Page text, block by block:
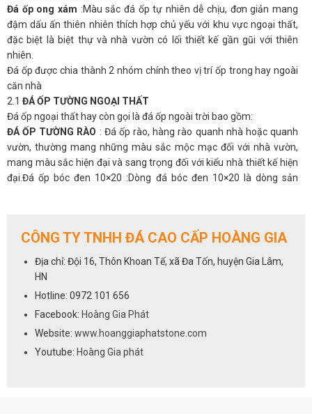
Đá ốp ong xám :Màu sắc đá ốp tự nhiên dễ chịu, đơn giản mang
đậm dấu ấn thiên nhiên thích hợp chủ yếu với khu vực ngoại thất,
đặc biệt là biệt thự và nhà vườn có lối thiết kế gần gũi với thiên
nhiên.
Đá ốp được chia thành 2 nhóm chính theo vị trí ốp trong hay ngoài
căn nhà
2.1 ĐÁ ỐP TƯỜNG NGOẠI THẤT
Đá ốp ngoại thất hay còn gọi là đá ốp ngoài trời bao gồm:
ĐÁ ỐP TƯỜNG RÀO : Đá ốp rào, hàng rào quanh nhà hoặc quanh
vườn, thường mang những màu sắc mộc mạc đối với nhà vườn,
mang màu sắc hiện đại và sang trọng đối với kiểu nhà thiết kế hiện
đại.Đá ốp bóc đen 10×20 :Dòng đá bóc đen 10×20 là dòng sản
màu sắc các viên ngẫu nhiên. Khổ đá to 30x60cm khiến thợ dễ ốp
và thi công nhanh. Việc vệ sinh đá sau khi sử dụng cũng rất đơn
giản hơn nhiều so với các dòng đá khác.
kết hợp không đồng nhất tạo nên một bức tranh đá tinh tế cho sân
vườn. Đá sọc dưa 3d được ốp từng viên đá nhỏ với độ dày và kích
thước không đồng nhất tạo nên một vẻ đẹp hiện đại và ấn tượng.
Đá ốp xanh rêu mài vát 10×20 : Đá xanh rêu mài vát 10×20 cũng là
CÔNG TY TNHH ĐÁ CAO CẤP HOÀNG GIA
Địa chỉ: Đội 16, Thôn Khoan Tế, xã Đa Tốn, huyện Gia Lâm,
HN
Hotline: 0972 101 656
Facebook: Hoàng Gia Phát
Website: www.hoanggiaphatstone.com
Youtube: Hoàng Gia phát